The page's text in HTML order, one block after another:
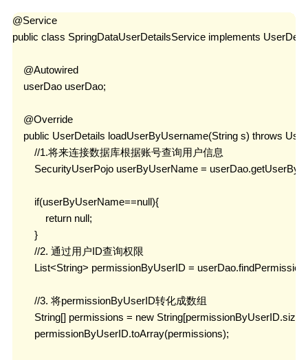
@Service
public class SpringDataUserDetailsService implements
    @Autowired
    userDao userDao;
    @Override
public UserDetails loadUserByUsername(String s) throws
        //1.将来连接数据库根据账号查询用户信息
SecurityUserPojo userByUserName =
        if(userByUserName==null){
            return null;
        }
        //2. 通过用户ID查询权限
List<String> permissionByUserID =
        //3. 将permissionByUserID转化成数组
String[] permissions = new
        permissionByUserID.toArray(permissions);